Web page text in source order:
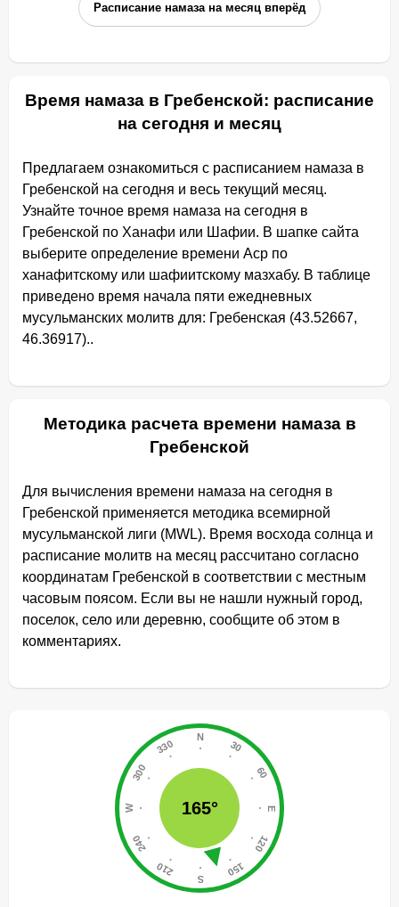
Расписание намаза на месяц вперёд
Время намаза в Гребенской: расписание
на сегодня и месяц
Предлагаем ознакомиться с расписанием намаза в
Гребенской на сегодня и весь текущий месяц.
Узнайте точное время намаза на сегодня в
Гребенской по Ханафи или Шафии. В шапке сайта
выберите определение времени Аср по
ханафитскому или шафиитскому мазхабу. В таблице
приведено время начала пяти ежедневных
мусульманских молитв для: Гребенская (43.52667,
46.36917)..
Методика расчета времени намаза в
Гребенской
Для вычисления времени намаза на сегодня в
Гребенской применяется методика всемирной
мусульманской лиги (MWL). Время восхода солнца и
расписание молитв на месяц рассчитано согласно
координатам Гребенской в соответствии с местным
часовым поясом. Если вы не нашли нужный город,
поселок, село или деревню, сообщите об этом в
комментариях.
165°